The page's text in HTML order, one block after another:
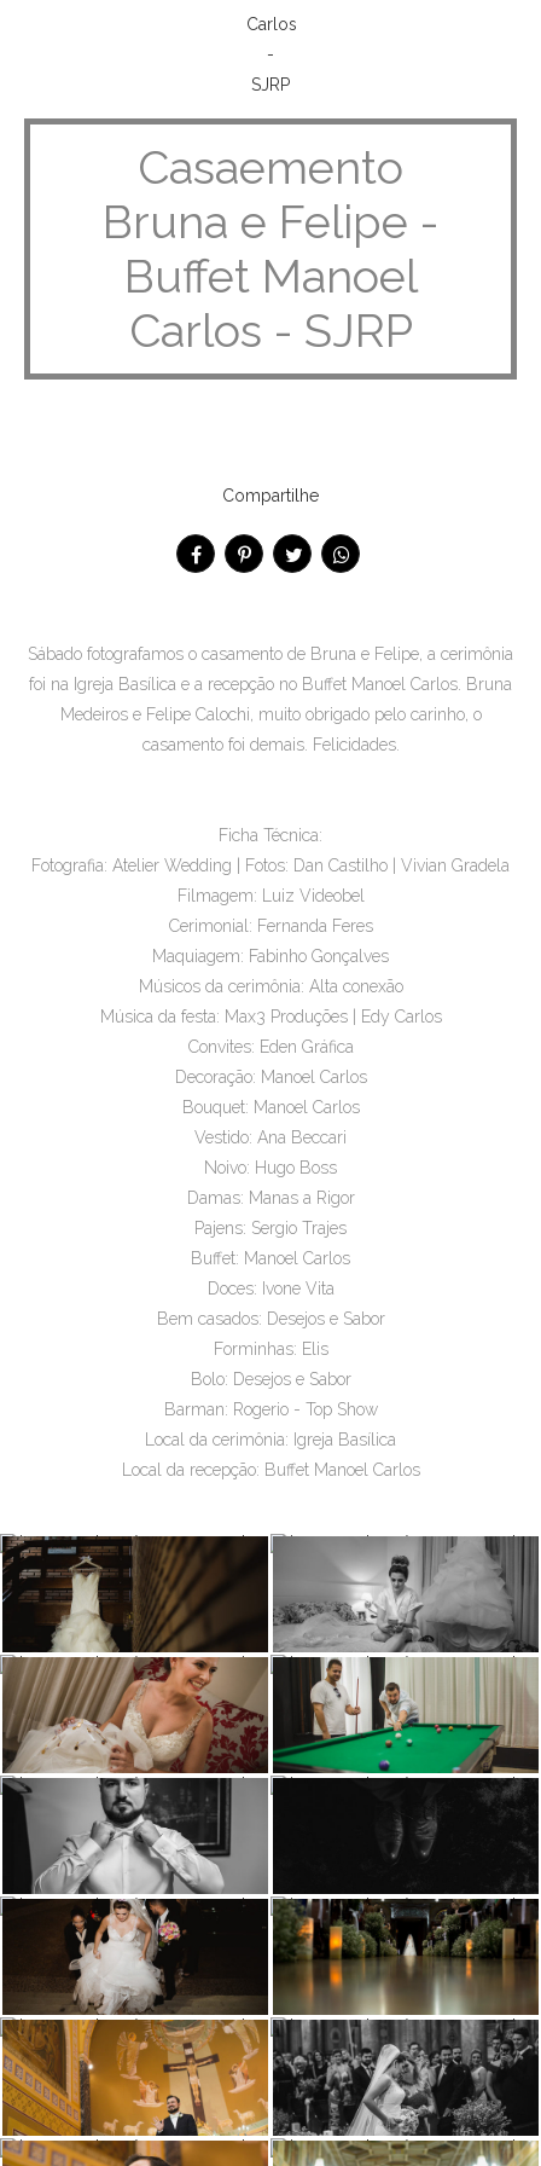
Casaemento
Bruna e Felipe -
Buffet Manoel
Carlos - SJRP
Compartilhe
Sábado fotografamos o casamento de Bruna e Felipe, a cerimônia
foi na Igreja Basílica e a recepção no Buffet Manoel Carlos. Bruna
Medeiros e Felipe Calochi, muito obrigado pelo carinho, o
casamento foi demais. Felicidades.
Ficha Técnica:
Fotografia: Atelier Wedding | Fotos: Dan Castilho | Vivian Gradela
Filmagem: Luiz Videobel
Cerimonial: Fernanda Feres
Maquiagem: Fabinho Gonçalves
Músicos da cerimônia: Alta conexão
Música da festa: Max3 Produções | Edy Carlos
Convites: Eden Gráfica
Decoração: Manoel Carlos
Bouquet: Manoel Carlos
Vestido: Ana Beccari
Noivo: Hugo Boss
Damas: Manas a Rigor
Pajens: Sergio Trajes
Buffet: Manoel Carlos
Doces: Ivone Vita
Bem casados: Desejos e Sabor
Forminhas: Elis
Bolo: Desejos e Sabor
Barman: Rogerio - Top Show
Local da cerimônia: Igreja Basílica
Local da recepção: Buffet Manoel Carlos